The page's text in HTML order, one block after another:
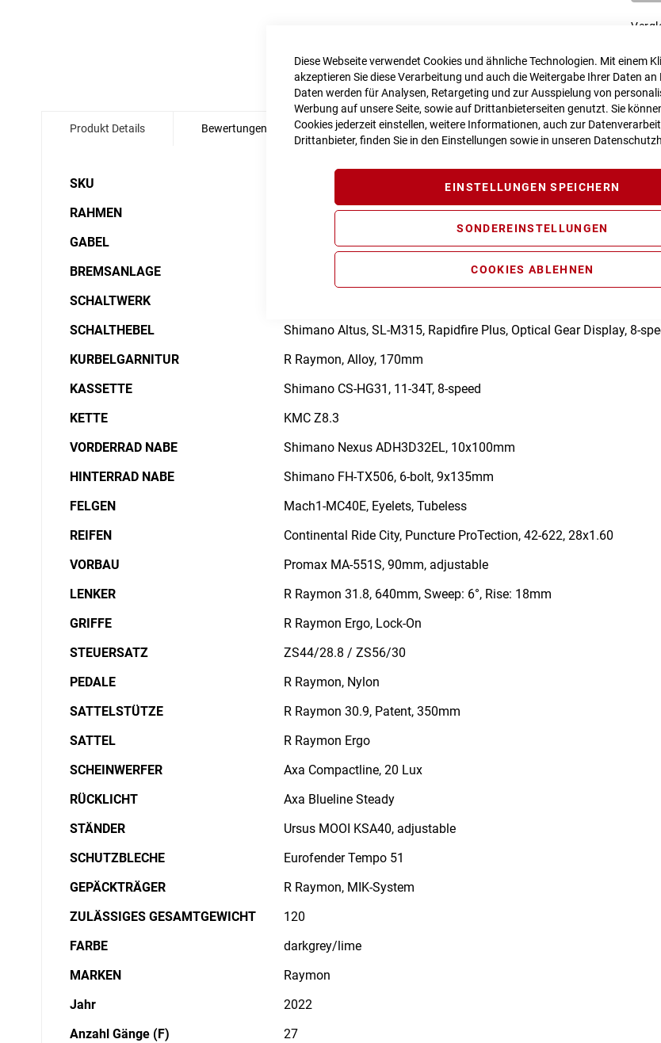
Diese Webseite verwendet Cookies und ähnliche Technologien. Mit einem
akzeptieren Sie diese Verarbeitung und auch die Weitergabe Ihrer Daten an
Daten werden für Analysen, Retargeting und zur Ausspielung von
Werbung auf unsere Seite, sowie auf Drittanbieterseiten genutzt. Sie
Cookies jederzeit einstellen, weitere Informationen, auch zur
Drittanbieter, finden Sie in den Einstellungen sowie in unseren
EINSTELLUNGEN SPEICHERN
SONDEREINSTELLUNGEN
COOKIES ABLEHNEN
Produkt Details
Details
SKU
RAHMEN
Alloy 6061, Trekking, 9x135mm
GABEL
SR Suntour NEX DS, 63mm
BREMSANLAGE
SCHALTWERK
SCHALTHEBEL
Shimano Altus, SL-M315, Rapidfire Plus, Optical Gear Display, 8-
KURBELGARNITUR
R Raymon, Alloy, 170mm
KASSETTE
Shimano CS-HG31, 11-34T, 8-speed
KETTE
KMC Z8.3
VORDERRAD NABE
Shimano Nexus ADH3D32EL, 10x100mm
HINTERRAD NABE
Shimano FH-TX506, 6-bolt, 9x135mm
FELGEN
Mach1-MC40E, Eyelets, Tubeless
REIFEN
Continental Ride City, Puncture ProTection, 42-622, 28x1.60
VORBAU
Promax MA-551S, 90mm, adjustable
LENKER
R Raymon 31.8, 640mm, Sweep: 6°, Rise: 18mm
GRIFFE
R Raymon Ergo, Lock-On
STEUERSATZ
ZS44/28.8 / ZS56/30
PEDALE
R Raymon, Nylon
SATTELSTÜTZE
R Raymon 30.9, Patent, 350mm
SATTEL
R Raymon Ergo
SCHEINWERFER
Axa Compactline, 20 Lux
RÜCKLICHT
Axa Blueline Steady
STÄNDER
Ursus MOOI KSA40, adjustable
SCHUTZBLECHE
Eurofender Tempo 51
GEPÄCKTRÄGER
R Raymon, MIK-System
ZULÄSSIGES GESAMTGEWICHT
120
FARBE
darkgrey/lime
MARKEN
Raymon
Jahr
2022
Anzahl Gänge (F)
27
Bewertungen Angaben zur Produktsicherheit